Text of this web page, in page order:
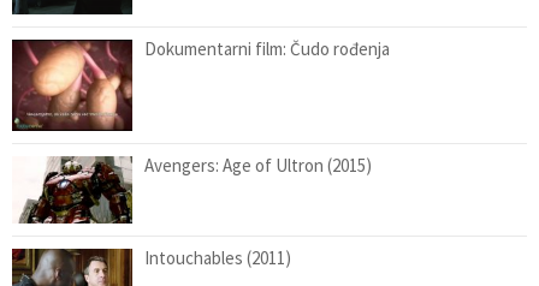
Dokumentarni film: Čudo rođenja
Avengers: Age of Ultron (2015)
Intouchables (2011)